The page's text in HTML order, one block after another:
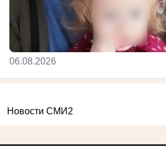
06.08.2026
Новости СМИ2